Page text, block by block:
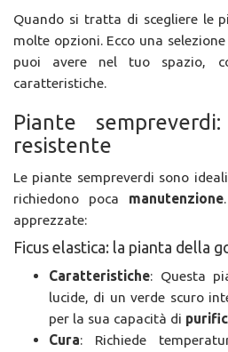
Quando si tratta di scegliere le
molte opzioni. Ecco una selezione
puoi avere nel tuo spazio,
caratteristiche.
Piante
resistente
Le piante sempreverdi sono
richiedono poca manutenzione
apprezzate:
Ficus elastica: la pianta della
Caratteristiche: Questa
lucide, di un verde scuro
per la sua capacità di
Cura: Richiede